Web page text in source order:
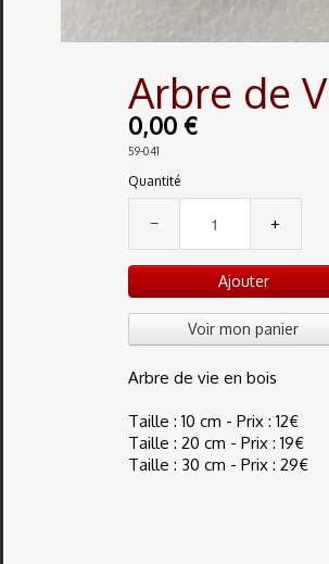
Arbre de
0,00 €
59-041
Quantité
− +
Ajouter
Voir mon panier
Arbre de vie en bois
Taille : 10 cm - Prix : 12€
Taille : 20 cm - Prix : 19€
Taille : 30 cm - Prix : 29€